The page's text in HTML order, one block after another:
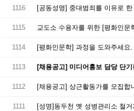
1116
1115
1114 [평화인문학] 과정을 도와주세요.
1113 [채용공고] 미디어홍보 담당 단
1112 [채용공고] 상근활동가를 모집합
1111